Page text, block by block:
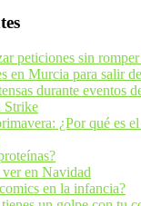
peticiones sin
en Murcia para salir
durante eventos
Strike
¿Por qué es
en Navidad
en la infancia?